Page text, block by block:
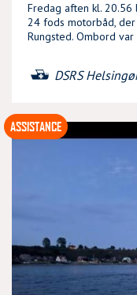
Fredag aften kl. 20.56
24 fods motorbåd,
Rungsted. Ombord
DSRS
ASSISTANCE